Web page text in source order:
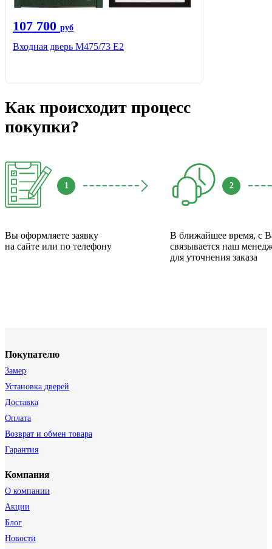
107 700 руб
Входная дверь М475/73 Е2
Как происходит процесс
покупки?
1
Вы оформляете заявку
на сайте или по телефону
2
В ближайшее время, с
связывается наш
для уточнения заказа
Покупателю
Замер
Установка дверей
Доставка
Оплата
Возврат и обмен товара
Гарантия
Компания
О компании
Акции
Блог
Новости